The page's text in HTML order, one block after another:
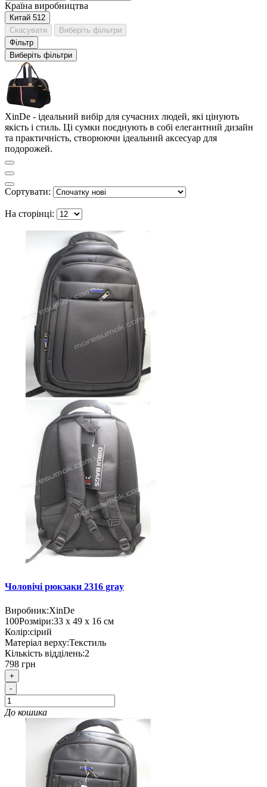
Країна виробництва
Китай 512
Скасувати
Виберіть фільтри
Фільтр
Виберіть фільтри
XinDe - ідеальний вибір для сучасних людей, які цінують
якість і стиль. Ці сумки поєднують в собі елегантний дизайн
та практичність, створюючи ідеальний аксесуар для
подорожей.
Сортувати:
На сторінці:
Чоловічі рюкзаки 2316 gray
Виробник:XinDe
100Розміри:33 х 49 х 16 см
Колір:сірий
Матеріал верху:Текстиль
Кількість відділень:2
798 грн
+
-
До кошика